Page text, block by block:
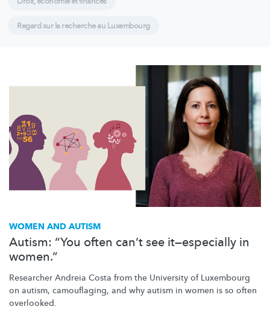
Regard sur la recherche au Luxembourg
WOMEN AND AUTISM
Autism: “You often can’t see it—especially in
women.”
Researcher Andreia Costa from the University of Luxembourg
on autism, camouflaging, and why autism in women is so often
overlooked.